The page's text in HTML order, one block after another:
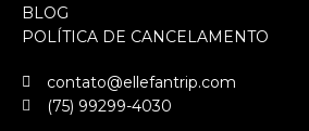
BLOG
POLÍTICA DE CANCELAMENTO
contato@ellefantrip.com
(75) 99299-4030